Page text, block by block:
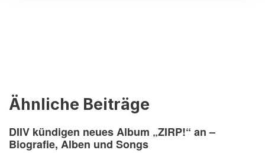
Ähnliche Beiträge
DIIV kündigen neues Album „ZIRP!“ an –
Biografie, Alben und Songs